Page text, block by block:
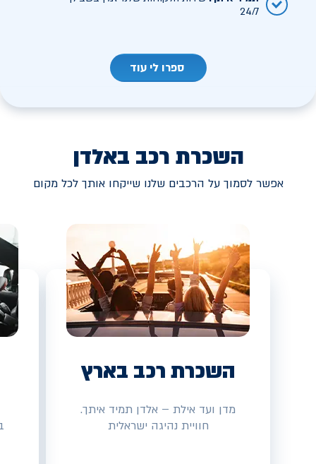
24/7
ספרו לי עוד
השכרת רכב באלדן
אפשר לסמוך על הרכבים שלנו שייקחו אותך לכל מקום
השכרת רכב בארץ
מדן ועד אילת – אלדן תמיד איתך.
חוויית נהיגה ישראלית